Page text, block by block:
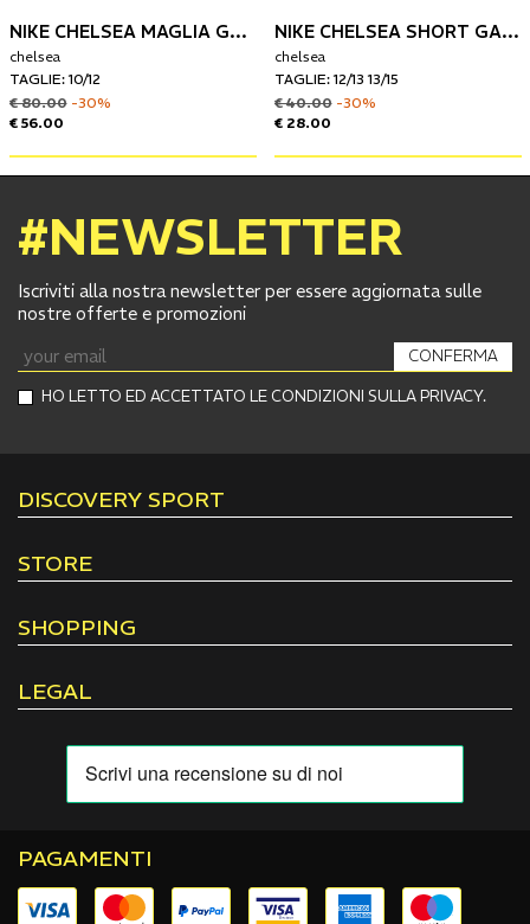
NIKE CHELSEA MAGLIA GARA THIRD BAMBINO 25/26
chelsea
TAGLIE: 10/12
€ 80.00 -30%
€ 56.00
NIKE CHELSEA SHORT GARA BAMBINO THIRD 25/26
chelsea
TAGLIE: 12/13 13/15
€ 40.00 -30%
€ 28.00
#NEWSLETTER
Iscriviti alla nostra newsletter per essere aggiornata sulle
nostre offerte e promozioni
HO LETTO ED ACCETTATO LE CONDIZIONI SULLA PRIVACY.
CONFERMA
DISCOVERY SPORT
STORE
SHOPPING
LEGAL
PAGAMENTI